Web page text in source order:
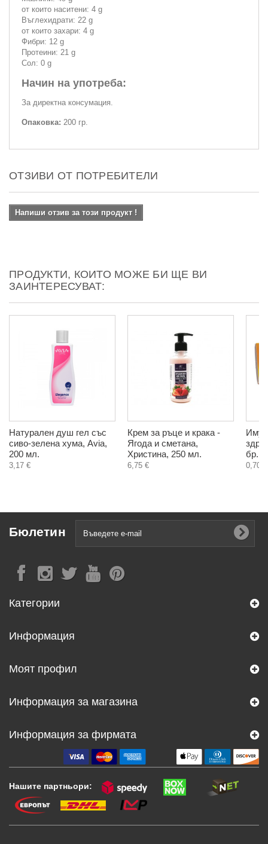
от които наситени: 4 g
Въглехидрати: 22 g
от които захари: 4 g
Фибри: 12 g
Протеини: 21 g
Сол: 0 g
Начин на употреба:
За директна консумация.
Опаковка: 200 гр.
ОТЗИВИ ОТ ПОТРЕБИТЕЛИ
Напиши отзив за този продукт !
ПРОДУКТИ, КОИТО МОЖЕ БИ ЩЕ ВИ
ЗАИНТЕРЕСУВАТ:
Натурален душ гел със
сиво-зелена хума, Avia,
200 мл.
3,17 €
Крем за ръце и крака -
Ягода и сметана,
Христина, 250 мл.
6,75 €
бр.
0,70 €
Бюлетин
Категории
Информация
Моят профил
Информация за магазина
Информация за фирмата
Нашите партньори: